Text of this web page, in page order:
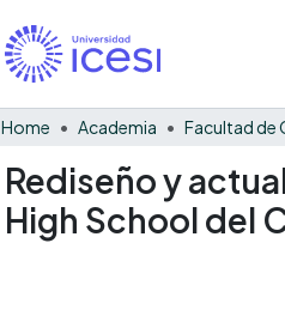
Home Academia Facultad de
Rediseño y
High School del